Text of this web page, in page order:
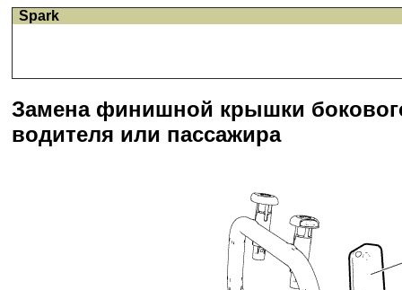
Spark
Замена финишной крышки
водителя или пассажира